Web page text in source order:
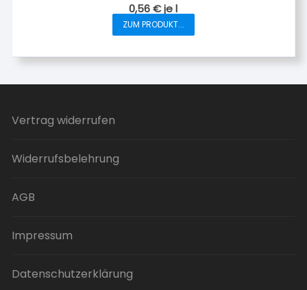
0,56€jel
ZUM PRODUKT...
Vertrag widerrufen
Widerrufsbelehrung
AGB
Impressum
Datenschutzerklärung